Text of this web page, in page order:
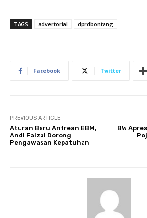
TAGS advertorial dprdbontang
Facebook Twitter
PREVIOUS ARTICLE
Aturan Baru Antrean BBM,
Andi Faizal Dorong
Pengawasan Kepatuhan
BW